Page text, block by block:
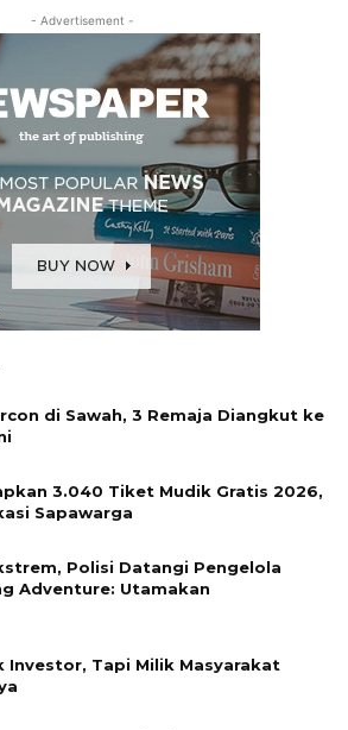
- Advertisement -
di Sawah, 3 Remaja Diangkut ke
3.040 Tiket Mudik Gratis 2026,
Sapawarga
Polisi Datangi Pengelola
Adventure: Utamakan
Investor, Tapi Milik Masyarakat